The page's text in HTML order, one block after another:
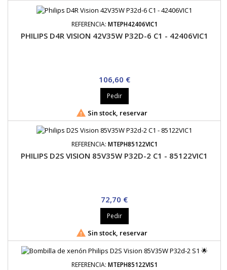
REFERENCIA: MTEPH42406VIC1
PHILIPS D4R VISION 42V35W P32D-6 C1 - 42406VIC1
Precio
106,60 €
Pedir
 Sin stock, reservar
REFERENCIA: MTEPH85122VIC1
PHILIPS D2S VISION 85V35W P32D-2 C1 - 85122VIC1
Precio
72,70 €
Pedir
 Sin stock, reservar
REFERENCIA: MTEPH85122VIS1